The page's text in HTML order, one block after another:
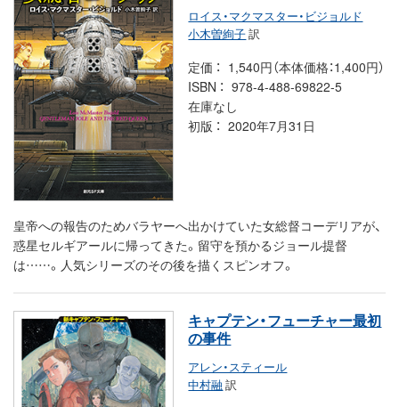
ロイス・マクマスター・ビジョルド
小木曽絢子訳
定価
1,540円（本体価格：1,400円）
ISBN
978-4-488-69822-5
在庫なし
初版
2020年7月31日
皇帝への報告のためバラヤーへ出かけていた女総督コーデリアが、
惑星セルギアールに帰ってきた。留守を預かるジョール提督
は……。人気シリーズのその後を描くスピンオフ。
キャプテン・フューチャー最初
の事件
アレン・スティール
中村融 訳